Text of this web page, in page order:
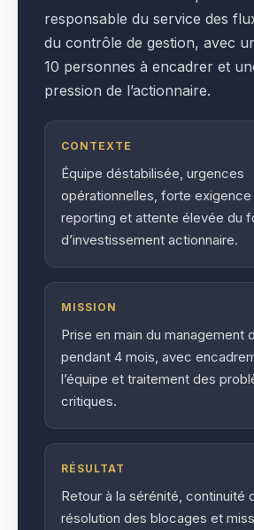
responsable du service des
du contrôle de gestion, avec
10 personnes à encadrer et
pression de l’actionnaire.
CONTEXTE
Équipe déstabilisée, urgences
opérationnelles, forte
reporting et attente élevée du
d’investissement actionnaire.
MISSION
Prise en main du management
pendant 4 mois, avec
l’équipe et traitement des
critiques.
RÉSULTAT
Retour à la sérénité, continuité
résolution des blocages et